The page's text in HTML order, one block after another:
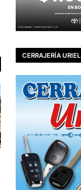
CERRAJERÍA URIEL